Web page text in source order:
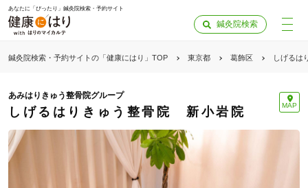
あなたに「ぴったり」鍼灸院検索・予約サイト
鍼灸院検索
鍼灸院検索・予約サイトの「健康にはり」TOP 東京都 葛飾区 しげるは
あみはりきゅう整骨院グループ
しげるはりきゅう整骨院 新小岩院 MAP